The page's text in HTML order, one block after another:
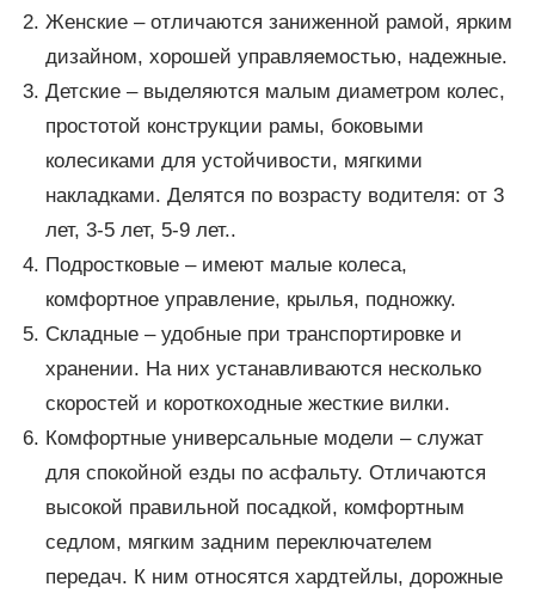
Женские – отличаются заниженной рамой, ярким
дизайном, хорошей управляемостью, надежные.
Детские – выделяются малым диаметром колес,
простотой конструкции рамы, боковыми
колесиками для устойчивости, мягкими
накладками. Делятся по возрасту водителя: от 3
лет, 3-5 лет, 5-9 лет..
Подростковые – имеют малые колеса,
комфортное управление, крылья, подножку.
Складные – удобные при транспортировке и
хранении. На них устанавливаются несколько
скоростей и короткоходные жесткие вилки.
Комфортные универсальные модели – служат
для спокойной езды по асфальту. Отличаются
высокой правильной посадкой, комфортным
седлом, мягким задним переключателем
передач. К ним относятся хардтейлы, дорожные